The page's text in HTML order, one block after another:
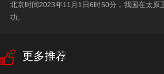
北京时间2023年11月1日6时50分，我国在太
功。
更多推荐